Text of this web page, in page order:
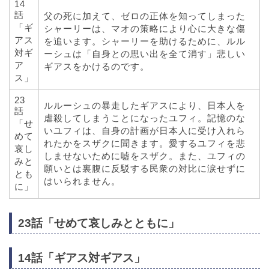
14
話
「ギ
アス
対ギ
ア
ス」
父の死に加えて、ゼロの正体を知ってしまった
シャーリーは、マオの策略により心に大きな傷
を追います。シャーリーを助けるために、ルル
ーシュは「自身との思い出を全て消す」悲しい
ギアスをかけるのです。
23
話
「せ
めて
哀し
みと
とも
に」
ルルーシュの暴走したギアスにより、日本人を
虐殺してしまうことになったユフィ。記憶のな
いユフィは、自身の計画が日本人に受け入れら
れたかをスザクに聞きます。愛するユフィを悲
しませないために嘘をスザク。また、ユフィの
願いとは裏腹に反駁する民衆の対比に涙せずに
はいられません。
23話「せめて哀しみとともに」
14話「ギアス対ギアス」